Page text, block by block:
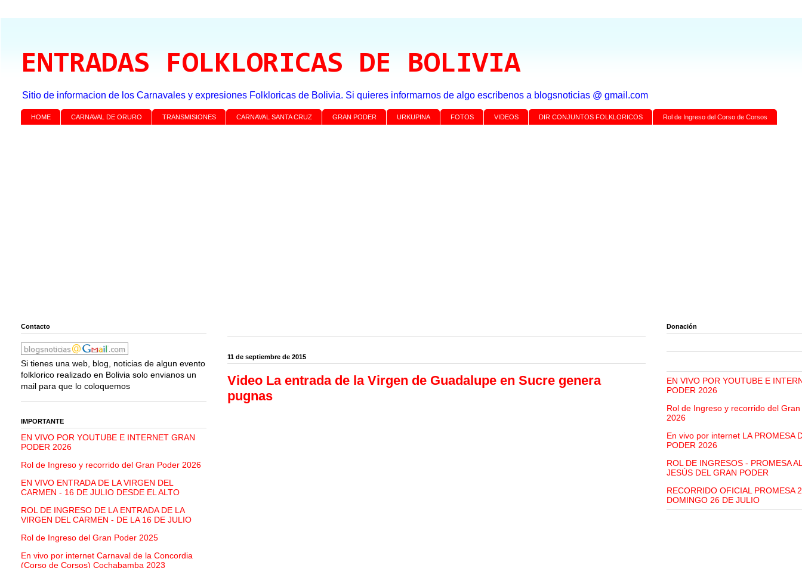
ENTRADAS FOLKLORICAS DE BOLIVIA
Sitio de informacion de los Carnavales y expresiones Folkloricas de Bolivia. Si quieres informarnos de algo escribenos a blogsnoticias @ gmail.com
HOME CARNAVAL DE ORURO TRANSMISIONES CARNAVAL SANTA CRUZ GRAN PODER URKUPINA FOTOS VIDEOS DIR CONJUNTOS FOLKLORICOS Rol de Ingreso del Corso de Corsos
11 de septiembre de 2015
Video La entrada de la Virgen de Guadalupe en Sucre genera
pugnas
Contacto
Si tienes una web, blog, noticias de algun evento
folklorico realizado en Bolivia solo envianos un
mail para que lo coloquemos
IMPORTANTE
EN VIVO POR YOUTUBE E INTERNET GRAN
PODER 2026
Rol de Ingreso y recorrido del Gran Poder 2026
EN VIVO ENTRADA DE LA VIRGEN DEL
CARMEN - 16 DE JULIO DESDE EL ALTO
ROL DE INGRESO DE LA ENTRADA DE LA
VIRGEN DEL CARMEN - DE LA 16 DE JULIO
Rol de Ingreso del Gran Poder 2025
En vivo por internet Carnaval de la Concordia
(Corso de Corsos) Cochabamba 2023
Donación
EN VIVO POR YOUTUBE E
PODER 2026
Rol de Ingreso y recorrido del
2026
En vivo por internet LA PROMESA
PODER 2026
ROL DE INGRESOS - PROMESA
JESÚS DEL GRAN PODER
RECORRIDO OFICIAL PROMESA
DOMINGO 26 DE JULIO